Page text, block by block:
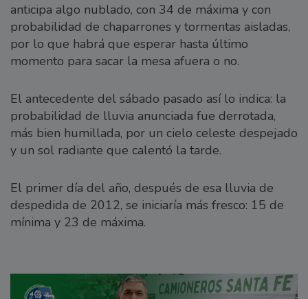
anticipa algo nublado, con 34 de máxima y con
probabilidad de chaparrones y tormentas aisladas,
por lo que habrá que esperar hasta último
momento para sacar la mesa afuera o no.
El antecedente del sábado pasado así lo indica: la
probabilidad de lluvia anunciada fue derrotada,
más bien humillada, por un cielo celeste despejado
y un sol radiante que calentó la tarde.
El primer día del año, después de esa lluvia de
despedida de 2012, se iniciaría más fresco: 15 de
mínima y 23 de máxima.